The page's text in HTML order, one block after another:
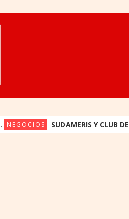
NEGOCIOS SUDAMERIS Y CLUB DEPORTIVO ALEMÁN RENUEVAN ACUERDO CON BENEFICIOS EXCLUSIVOS PARA SOCIOS